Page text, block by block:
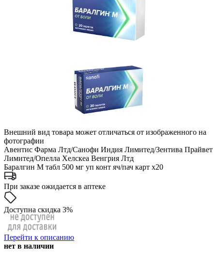
Внешний вид товара может отличаться от изображенного на
фотографии
Авентис Фарма Лтд/Санофи Индия Лимитед/Зентива Прайвет
Лимитед/Опелла Хелскеа Венгрия Лтд
Баралгин М табл 500 мг уп конт яч/пач карт x20
При заказе ожидается в аптеке
Доступна скидка 3%
Перейти к описанию
нет в наличии